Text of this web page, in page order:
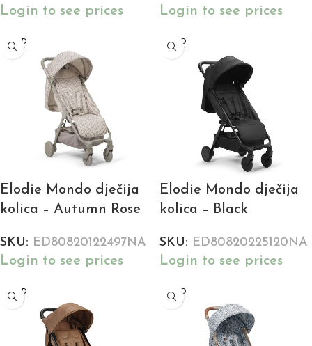
Login to see prices Login to see prices
SOLD
OUT
Elodie Mondo dječija
kolica – Autumn Rose
SKU: ED80820122497NA
Login to see prices
SOLD
OUT
Elodie Mondo dječija
kolica – Black
SKU: ED80820225120NA
Login to see prices
SOLD
OUT
SOLD
OUT